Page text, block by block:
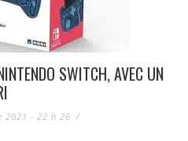
SWITCH, AVEC UN
2021 - 22 h 26 /